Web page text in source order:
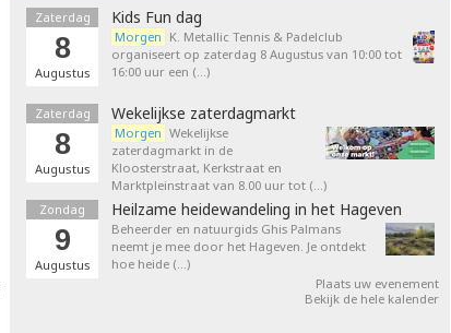
Zaterdag
8
Augustus
Kids Fun dag
Morgen K. Metallic Tennis & Padelclub
organiseert op zaterdag 8 Augustus van 10:00 tot
16:00 uur een (…)
Zaterdag
8
Augustus
Wekelijkse zaterdagmarkt
Morgen Wekelijkse
zaterdagmarkt in de
Kloosterstraat, Kerkstraat en
Marktpleinstraat van 8.00 uur tot (…)
Zondag
9
Augustus
Heilzame heidewandeling in het Hageven
Beheerder en natuurgids Ghis Palmans
neemt je mee door het Hageven. Je ontdekt
hoe heide (…)
Plaats uw evenement
Bekijk de hele kalender